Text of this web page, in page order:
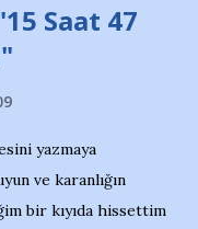
Saat 47
yazmaya
ve karanlığın
bir kıyıda hissettim